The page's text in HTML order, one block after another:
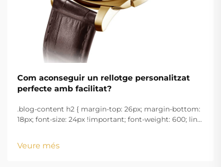
Com aconseguir un rellotge personalitzat
perfecte amb facilitat?
.blog-content h2 { margin-top: 26px; margin-bottom:
18px; font-size: 24px !important; font-weight: 600; line-
w...
Veure més